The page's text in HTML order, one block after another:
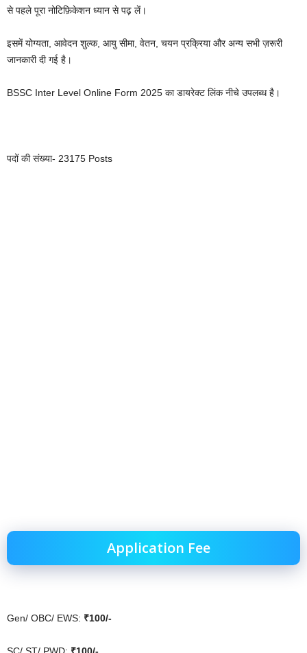
से पहले पूरा नोटिफ़िकेशन ध्यान से पढ़ लें।
इसमें योग्यता, आवेदन शुल्क, आयु सीमा, वेतन, चयन प्रक्रिया और अन्य सभी ज़रूरी
जानकारी दी गई है।
BSSC Inter Level Online Form 2025 का डायरेक्ट लिंक नीचे उपलब्ध है।
पदों की संख्या- 23175 Posts
Application Fee
Gen/ OBC/ EWS: ₹100/-
SC/ ST/ PWD: ₹100/-